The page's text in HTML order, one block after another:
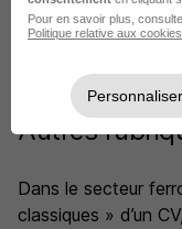
systèmes
Autres
Dans le secteur
classiques » d’un
Pour en savoir plus,
Politique relative aux cookies